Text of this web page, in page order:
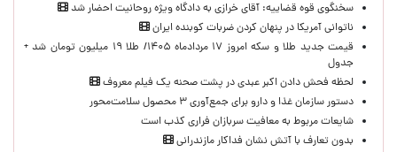
سخنگوی قوه قضاییه: آقای خرازی به دادگاه ویژه روحانیت احضار شد
ناتوانی آمریکا در پنهان کردن ضربات کوبنده ایران
قیمت جدید طلا و سکه امروز ۱۷ مردادماه ۱۴۰۵/ طلا ۱۹ میلیون تومان شد +
جدول
لحظه‌ فحش دادن اکبر عبدی در پشت صحنه یک فیلم معروف
دستور سازمان غذا و دارو برای جمع‌آوری ۳ محصول سلامت‌محور
شایعات مربوط به معافیت سربازان فراری کذب است
بدون تعارف با آتش نشان فداکار مازندرانی